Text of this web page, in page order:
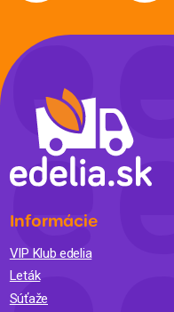
Informácie
VIP Klub edelia
Leták
Súťaže